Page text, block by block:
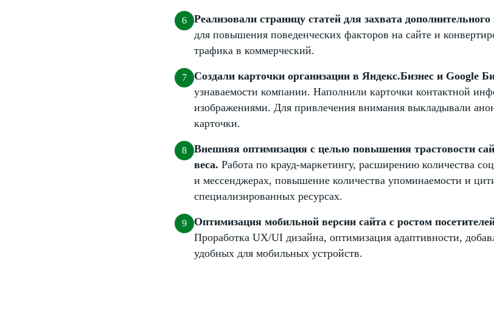
Реализовали страницу статей для захвата
для повышения поведенческих факторов на сайте и
трафика в коммерческий.
Создали карточки организации в Яндекс.Бизнес и Google
узнаваемости компании. Наполнили карточки контактной
изображениями. Для привлечения внимания выкладывали
карточки.
Внешняя оптимизация с целью повышения трастовости
веса. Работа по крауд-маркетингу, расширению количества
и мессенджерах, повышение количества упоминаемости и
специализированных ресурсах.
Оптимизация мобильной версии сайта с ростом
Проработка UX/UI дизайна, оптимизация адаптивности,
удобных для мобильных устройств.